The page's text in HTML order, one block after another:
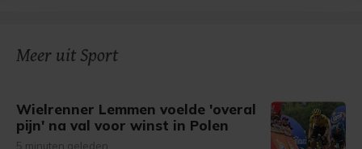
Meer uit Sport
Wielrenner Lemmen voelde 'overal
pijn' na val voor winst in Polen
5 minuten geleden